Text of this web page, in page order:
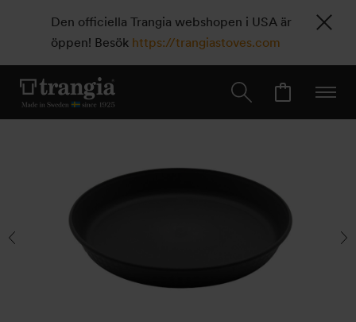
Den officiella Trangia webshopen i USA är
öppen! Besök https://trangiastoves.com